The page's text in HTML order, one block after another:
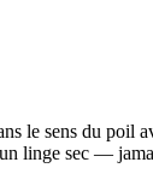
le sens du poil
linge sec —